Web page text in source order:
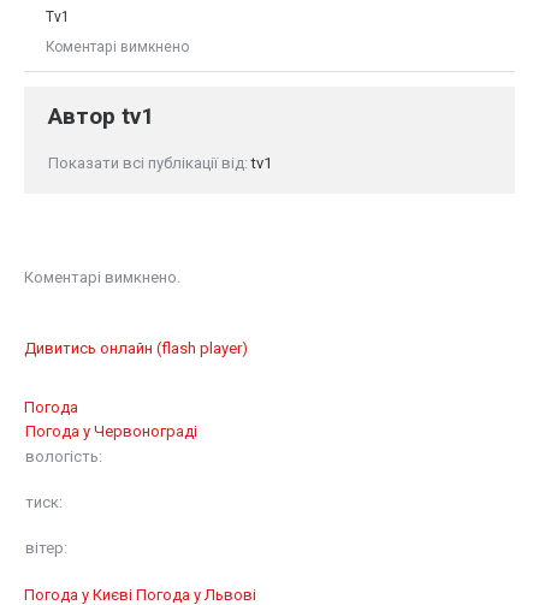
Tv1
Коментарі вимкнено
Автор tv1
Показати всі публікації від:tv1
Коментарі вимкнено.
Дивитись онлайн (flash player)
Погода
Погода у Червонограді
вологість:
тиск:
вітер:
Погода у Києві Погода у Львові